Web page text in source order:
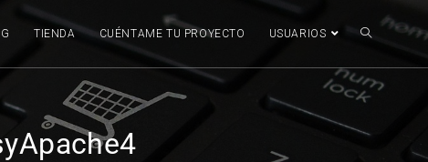
TIENDA CUÉNTAME TU PROYECTO USUARIOS